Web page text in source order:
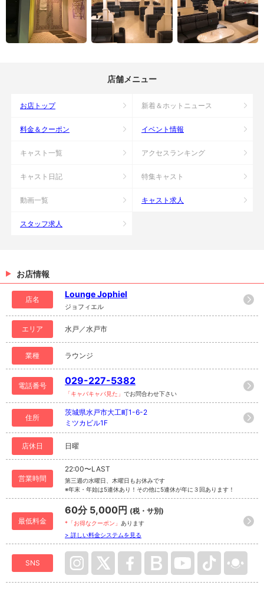
店舗メニュー
お店トップ 新着＆ホットニュース
料金＆クーポン イベント情報
キャスト一覧 アクセスランキング
キャスト日記 特集キャスト
動画一覧 キャスト求人
スタッフ求人
お店情報
店名
Lounge Jophiel
ジョフィエル
エリア 水戸／水戸市
業種 ラウンジ
電話番号 029-227-5382
「キャバキャバ見た」 でお問合わせ下さい
住所
茨城県水戸市大工町1-6-2
ミツカビル1F
店休日 日曜
営業時間
22:00〜LAST
第三週の水曜日、木曜日もお休みです
※年末・年始は5連休あり！その他に5連休が年に３回あります！
最低料金
60分 5,000円 (税・サ別)
*「お得なクーポン」 あります
> 詳しい料金システムを見る
SNS